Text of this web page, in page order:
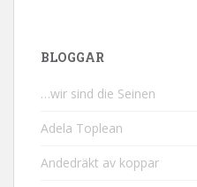
BLOGGAR
…wir sind die Seinen
Adela Toplean
Andedräkt av koppar